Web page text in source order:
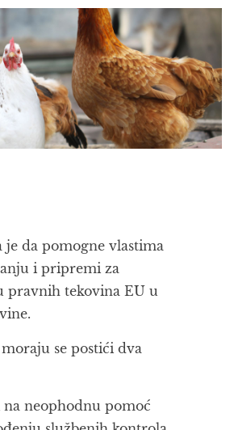
da pomogne vlastima
i pripremi za
pravnih tekovina EU u
se postići dva
neophodnu pomoć